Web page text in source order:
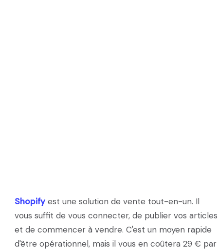
Shopify est une solution de vente tout-en-un. Il
vous suffit de vous connecter, de publier vos articles
et de commencer à vendre. C'est un moyen rapide
d'être opérationnel, mais il vous en coûtera 29 € par